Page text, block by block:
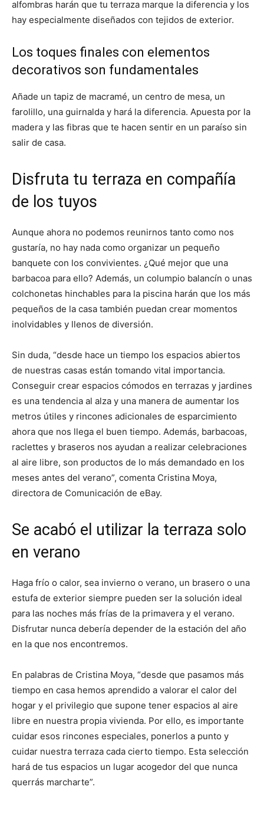
alfombras harán que tu terraza marque la diferencia y los
hay especialmente diseñados con tejidos de exterior.
Los toques finales con elementos
decorativos son fundamentales
Añade un tapiz de macramé, un centro de mesa, un
farolillo, una guirnalda y hará la diferencia. Apuesta por la
madera y las fibras que te hacen sentir en un paraíso sin
salir de casa.
Disfruta tu terraza en compañía
de los tuyos
Aunque ahora no podemos reunirnos tanto como nos
gustaría, no hay nada como organizar un pequeño
banquete con los convivientes. ¿Qué mejor que una
barbacoa para ello? Además, un columpio balancín o unas
colchonetas hinchables para la piscina harán que los más
pequeños de la casa también puedan crear momentos
inolvidables y llenos de diversión.
Sin duda, “desde hace un tiempo los espacios abiertos
de nuestras casas están tomando vital importancia.
Conseguir crear espacios cómodos en terrazas y jardines
es una tendencia al alza y una manera de aumentar los
metros útiles y rincones adicionales de esparcimiento
ahora que nos llega el buen tiempo. Además, barbacoas,
raclettes y braseros nos ayudan a realizar celebraciones
al aire libre, son productos de lo más demandado en los
meses antes del verano”, comenta Cristina Moya,
directora de Comunicación de eBay.
Se acabó el utilizar la terraza solo
en verano
Haga frío o calor, sea invierno o verano, un brasero o una
estufa de exterior siempre pueden ser la solución ideal
para las noches más frías de la primavera y el verano.
Disfrutar nunca debería depender de la estación del año
en la que nos encontremos.
En palabras de Cristina Moya, “desde que pasamos más
tiempo en casa hemos aprendido a valorar el calor del
hogar y el privilegio que supone tener espacios al aire
libre en nuestra propia vivienda. Por ello, es importante
cuidar esos rincones especiales, ponerlos a punto y
cuidar nuestra terraza cada cierto tiempo. Esta selección
hará de tus espacios un lugar acogedor del que nunca
querrás marcharte”.